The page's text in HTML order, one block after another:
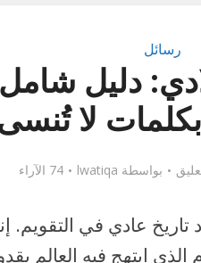
رسائل
دليل
لا
بواسطة lwatiqa 74 الآراء
عادي في التقويم.
ابتهج فيه العالم